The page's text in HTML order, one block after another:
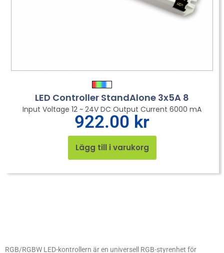
LED Controller StandAlone 3x5A 8
Input Voltage 12 ~ 24V DC Output Current 6000 mA
922.00 kr
Lägg till i varukorg
RGB/RGBW LED-kontrollern är en universell RGB-styrenhet för